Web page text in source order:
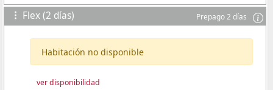
Flex (2 días) Prepago 2 días
Habitación no disponible
ver disponibilidad